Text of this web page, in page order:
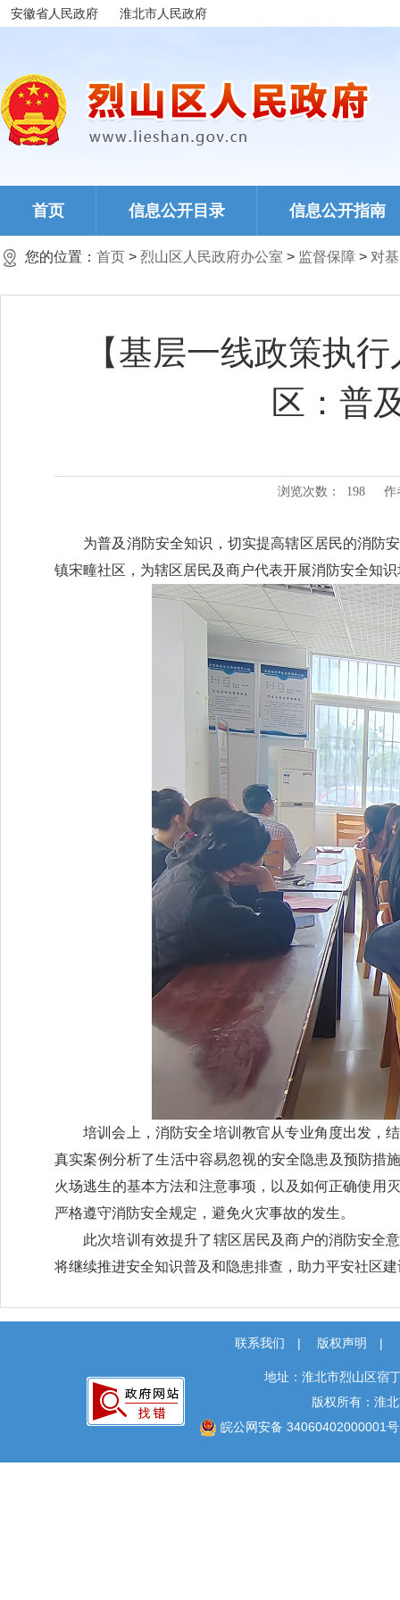
安徽省人民政府 淮北市人民政府
首页 信息公开目录 信息公开指南
您的位置： 首页 > 烈山区人民政府办公室 > 监督保障 > 对
【基层一线政策执
区：普
浏览次数： 198 作
为普及消防安全知识，切实提高辖区居民的消防
镇宋疃社区，为辖区居民及商户代表开展消防安全知
培训会上，消防安全培训教官从专业角度出发，
真实案例分析了生活中容易忽视的安全隐患及预防措
火场逃生的基本方法和注意事项，以及如何正确使用
严格遵守消防安全规定，避免火灾事故的发生。
此次培训有效提升了辖区居民及商户的消防安全
将继续推进安全知识普及和隐患排查，助力平安社区
联系我们 | 版权声明 |
地址：淮北市烈山区宿
版权所有：淮
皖公网安备 34060402000001号